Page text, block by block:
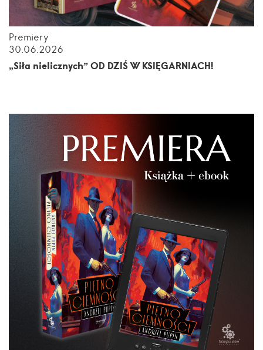
Premiery
30.06.2026
„Siła nielicznych” OD DZIŚ W KSIĘGARNIACH!